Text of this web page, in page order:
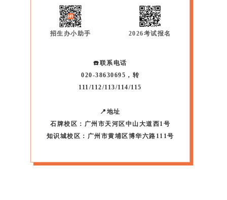
招生办小助手 2026考试报名
☎️联系电话
020-38630695，转
111/112/113/114/115
📍地址
石牌校区：广州市天河区中山大道西1号
知识城校区：广州市黄埔区博华六路111号